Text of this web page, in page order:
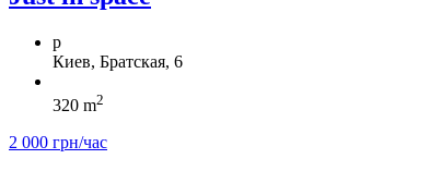
p
Киев, Братская, 6
320 m2
2 000 грн/час